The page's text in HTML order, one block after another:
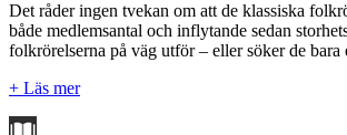
Det råder ingen tvekan om att de klassiska
både medlemsantal och inflytande sedan
folkrörelserna på väg utför – eller söker de bara
+ Läs mer